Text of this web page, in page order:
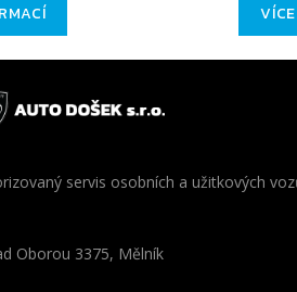
servis osobních a užitkových
Oborou 3375, Mělník